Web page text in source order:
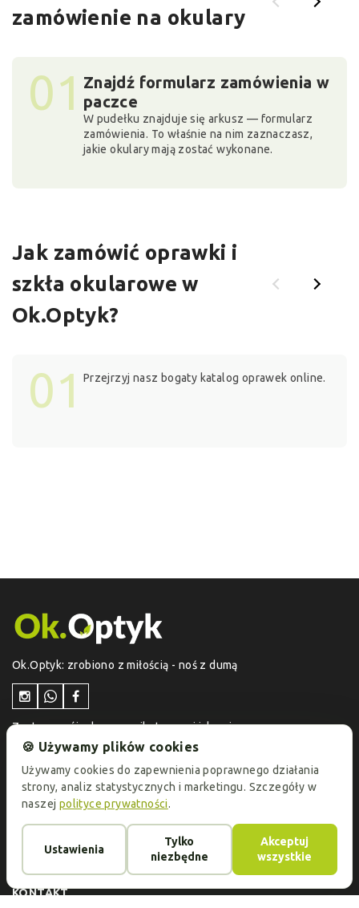
zamówienie na okulary
01 Znajdź formularz zamówienia w
paczce
W pudełku znajduje się arkusz — formularz
zamówienia. To właśnie na nim zaznaczasz,
jakie okulary mają zostać wykonane.
Jak zamówić oprawki i
szkła okularowe w
Ok.Optyk?
01 Przejrzyj nasz bogaty katalog oprawek online.
Ok.Optyk: zrobiono z miłością - noś z dumą
Zostaw swój adres e-mail otrzymuj jako pierwszy
informacje o aktualnych promocjach i ofertach
KATALOG
Szkła okularowe
O FIRMIE
UsługiKontaktOpiniePłatność i dostawaArtykuły
KONTAKT
🍪 Używamy plików cookies
Używamy cookies do zapewnienia poprawnego działania
strony, analiz statystycznych i marketingu. Szczegóły w
naszej polityce prywatności.
Ustawienia
Tylko
niezbędne
Akceptuj
wszystkie